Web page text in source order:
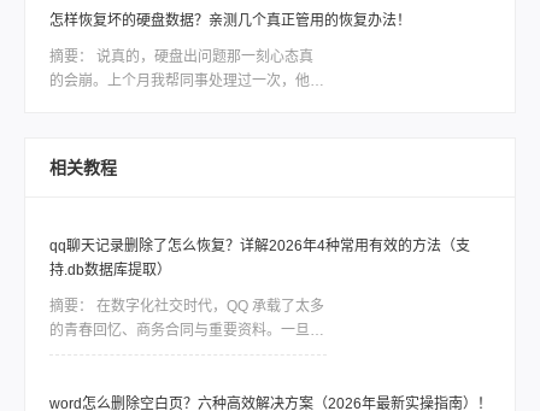
们都面临着一种紧迫感，需要尽快找到一款
而，市面上各种各样的电脑硬盘恢复软件让
人眼花缭乱，我们应该如何选择呢？本文将
怎样恢复坏的硬盘数据？亲测几个真正管用的恢复办法！
摘要：
的会崩。上个月我帮同事处理过一次，他那
据？后来折腾了大半天才把东西捞回来大部
付费的顺序，把我试过靠谱的几个方法都告
诉你，重点解决怎样恢复坏的硬盘数据这个
问题。
相关教程
qq聊天记录删除了怎么恢复？详解2026年4种常用有效的方法（支
持.db数据库提取）
摘要：
的青春回忆、商务合同与重要资料。一旦误
删聊天记录，由于 QQ 数据的加密特性，恢
等同于永久抹除。在数据底层，删除指令通
word怎么删除空白页？六种高效解决方案（2026年最新实操指南）！